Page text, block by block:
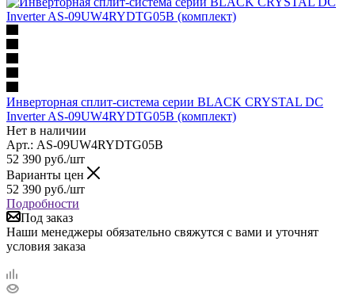
Инверторная сплит-система серии BLACK CRYSTAL DC
Inverter AS-09UW4RYDTG05B (комплект)
Нет в наличии
Арт.: AS-09UW4RYDTG05B
52 390 руб./шт
Варианты цен
52 390 руб./шт
Подробности
Под заказ
Наши менеджеры обязательно свяжутся с вами и уточнят
условия заказа